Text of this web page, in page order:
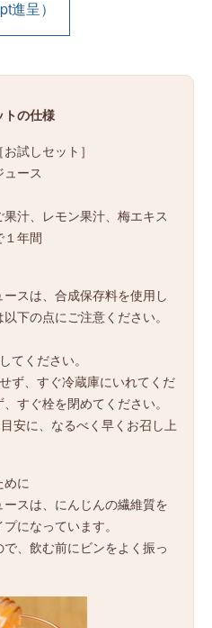
進呈）
トの仕様
試しセット］
ース
汁、レモン果汁、梅エキス
年間
スは、合成保存料を使用し
下の点にご注意ください。
てください。
ず、すぐ冷蔵庫にいれてくだ
すぐ栓を閉めてください。
安に、なるべく早くお召し上
に
スは、にんじんの繊維質を
になっています。
、飲む前にビンをよく振っ